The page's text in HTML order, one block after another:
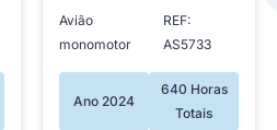
Avião
monomotor
REF:
AS5733
Ano 2024
640 Horas
Totais